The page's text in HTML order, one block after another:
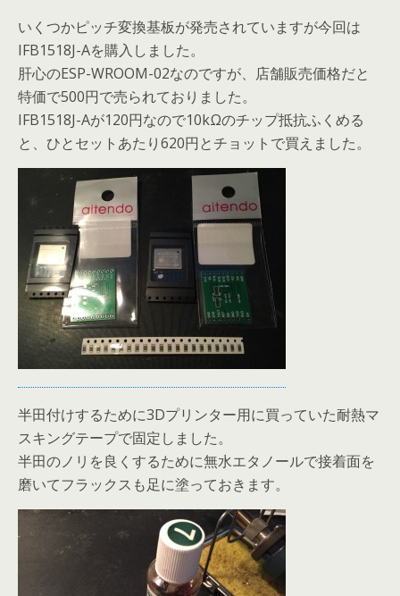
いくつかピッチ変換基板が発売されていますが今回は
IFB1518J-Aを購入しました。
肝心のESP-WROOM-02なのですが、店舗販売価格だと
特価で500円で売られておりました。
IFB1518J-Aが120円なので10kΩのチップ抵抗ふくめる
と、ひとセットあたり620円とチョットで買えました。
半田付けするために3Dプリンター用に買っていた耐熱マ
スキングテープで固定しました。
半田のノリを良くするために無水エタノールで接着面を
磨いてフラックスも足に塗っておきます。